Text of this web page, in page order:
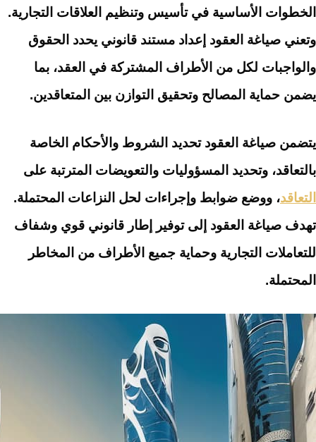
الخطوات الأساسية في تأسيس وتنظيم العلاقات التجارية.
وتعني صياغة العقود إعداد مستند قانوني يحدد الحقوق
والواجبات لكل من الأطراف المشتركة في العقد، بما
يضمن حماية المصالح وتحقيق التوازن بين المتعاقدين.
يتضمن صياغة العقود تحديد الشروط والأحكام الخاصة
بالتعاقد، وتحديد المسؤوليات والتعويضات المترتبة على
التعاقد، ووضع ضوابط وإجراءات لحل النزاعات المحتملة.
تهدف صياغة العقود إلى توفير إطار قانوني قوي وشفاف
للتعاملات التجارية وحماية جميع الأطراف من المخاطر
المحتملة.